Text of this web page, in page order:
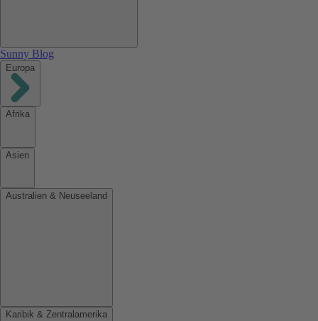
Sunny Blog
Europa
Afrika
Asien
Australien & Neuseeland
Karibik & Zentralamerika